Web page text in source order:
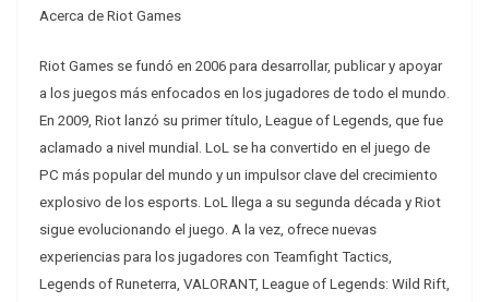
Acerca de Riot Games
Riot Games se fundó en 2006 para desarrollar, publicar y apoyar
a los juegos más enfocados en los jugadores de todo el mundo.
En 2009, Riot lanzó su primer título, League of Legends, que fue
aclamado a nivel mundial. LoL se ha convertido en el juego de
PC más popular del mundo y un impulsor clave del crecimiento
explosivo de los esports. LoL llega a su segunda década y Riot
sigue evolucionando el juego. A la vez, ofrece nuevas
experiencias para los jugadores con Teamfight Tactics,
Legends of Runeterra, VALORANT, League of Legends: Wild Rift,